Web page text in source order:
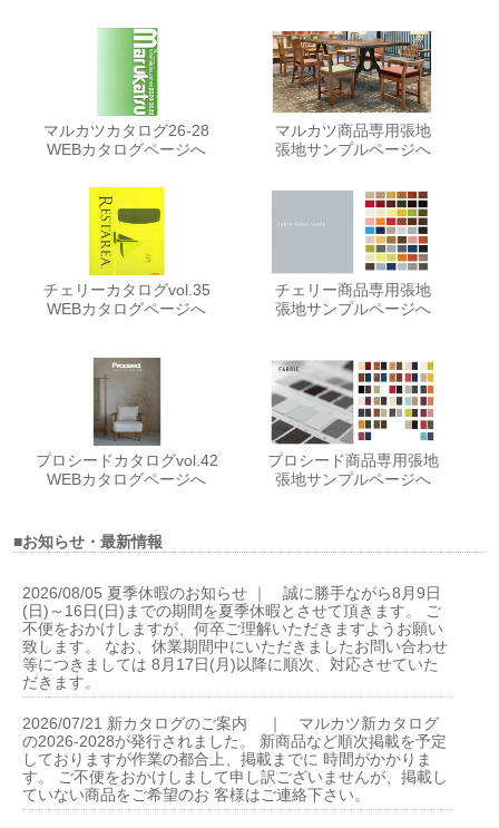
マルカツカタログ26-28
WEBカタログページへ
マルカツ商品専用張地
張地サンプルページへ
チェリーカタログvol.35
WEBカタログページへ
チェリー商品専用張地
張地サンプルページへ
プロシードカタログvol.42
WEBカタログページへ
プロシード商品専用張地
張地サンプルページへ
■お知らせ・最新情報